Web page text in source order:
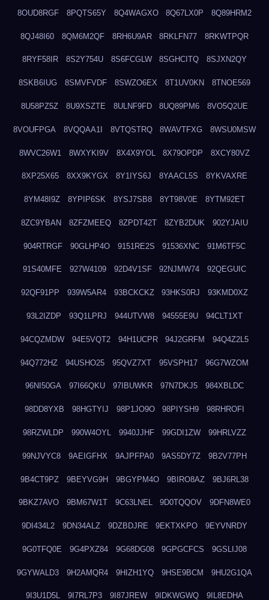
8OUD8RGF 8PQTS65Y 8Q4WAGXO 8Q67LX0P 8Q89HRM2
8QJ48I60 8QM6M2QF 8RH6U9AR 8RKLFN77 8RKWTPQR
8RYF58IR 8S2Y754U 8S6FCGLW 8SGHCITQ 8SJXN2QY
8SKB6IUG 8SMVFVDF 8SWZO6EX 8T1UV0KN 8TNOE569
8U58PZ5Z 8U9XSZTE 8ULNF9FD 8UQ89PM6 8VO5Q2UE
8VOUFPGA 8VQQAA1I 8VTQSTRQ 8WAVTFXG 8WSU0MSW
8WVC26W1 8WXYKI9V 8X4X9YOL 8X79OPDP 8XCY80VZ
8XP25X65 8XX9KYGX 8Y1IYS6J 8YAACL5S 8YKVAXRE
8YM48I9Z 8YPIP6SK 8YSJ7SB8 8YT98V0E 8YTM92ET
8ZC9YBAN 8ZFZMEEQ 8ZPDT42T 8ZYB2DUK 902YJAIU
904RTRGF 90GLHP4O 9151RE2S 91536XNC 91M6TF5C
91S40MFE 927W4109 92D4V1SF 92NJMW74 92QEGUIC
92QF91PP 939W5AR4 93BCKCKZ 93HKS0RJ 93KMD0XZ
93L2IZDP 93Q1LPRJ 944UTVW8 94555E9U 94CLT1XT
94CQZMDW 94E5VQT2 94H1UCPR 94J2GRFM 94Q4Z2L5
94Q772HZ 94USHO25 95QVZ7XT 95VSPH17 96G7WZOM
96NI50GA 97I66QKU 97IBUWKR 97N7DKJ5 984XBLDC
98DD8YXB 98HGTYIJ 98P1JO9O 98PIYSH9 98RHROFI
98RZWLDP 990W4OYL 9940JJHF 99GDI1ZW 99HRLVZZ
99NJVYC8 9AEIGFHX 9AJPFPA0 9AS5DY7Z 9B2V77PH
9B4CT9PZ 9BEYVG9H 9BGYPM4O 9BIRO8AZ 9BJ6RL38
9BKZ7AVO 9BM67W1T 9C63LNEL 9D0TQQOV 9DFN8WE0
9DI434L2 9DN34ALZ 9DZBDJRE 9EKTXKPO 9EYVNRDY
9G0TFQ0E 9G4PXZ84 9G68DG08 9GPGCFCS 9GSLIJ08
9GYWALD3 9H2AMQR4 9HIZH1YQ 9HSE9BCM 9HU2G1QA
9I3U1D5L 9I7RL7P3 9I87JREW 9IDKWGWQ 9IL8EDHA